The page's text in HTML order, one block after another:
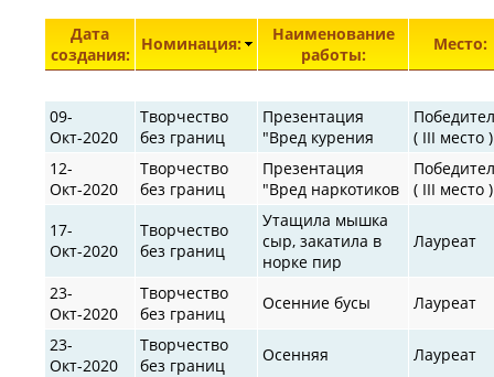
Дата
создания:
Номинация:
Наименование
работы:
Место:
09-
Окт-2020
Творчество
без границ
Презентация
"Вред курения
( III место )
12-
Окт-2020
Творчество
без границ
Презентация
"Вред наркотиков
( III место )
17-
Окт-2020
Творчество
без границ
Утащила мышка
сыр, закатила в
норке пир
Лауреат
23-
Окт-2020
Творчество
без границ
Осенние бусы
Лауреат
23-
Окт-2020
Творчество
без границ
Осенняя
Лауреат